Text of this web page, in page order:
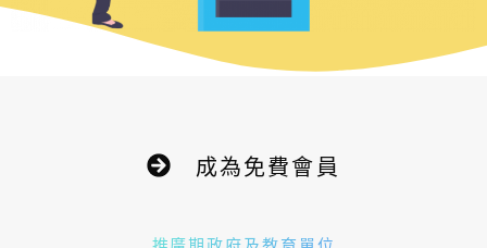
成為免費會員